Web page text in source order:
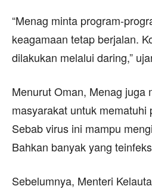
“Menag minta program-
keagamaan tetap berjalan.
dilakukan melalui daring,”
Menurut Oman, Menag juga
masyarakat untuk mematuhi
Sebab virus ini mampu
Bahkan banyak yang
Sebelumnya, Menteri